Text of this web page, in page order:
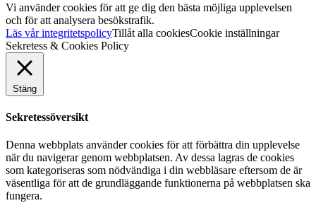
Vi använder cookies för att ge dig den bästa möjliga upplevelsen
och för att analysera besökstrafik.
Läs vår integritetspolicyTillåt alla cookiesCookie inställningar
Sekretess & Cookies Policy
Stäng
Sekretessöversikt
Denna webbplats använder cookies för att förbättra din upplevelse
när du navigerar genom webbplatsen. Av dessa lagras de cookies
som kategoriseras som nödvändiga i din webbläsare eftersom de är
väsentliga för att de grundläggande funktionerna på webbplatsen ska
fungera.